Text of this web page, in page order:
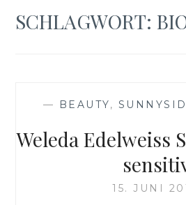
SCHLAGWORT:
— BEAUTY,
Weleda Edelweiss
15. JUNI